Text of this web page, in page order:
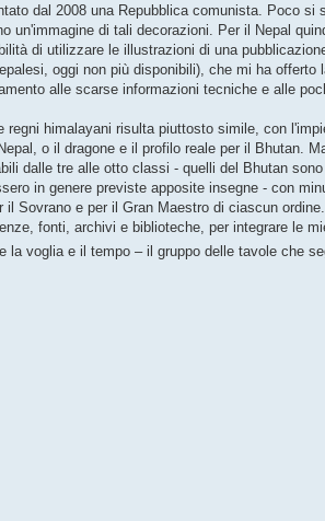
dal 2008 una Repubblica comunista. Poco
un'immagine di tali decorazioni. Per il Nepal
di utilizzare le illustrazioni di una
oggi non più disponibili), che mi ha
alle scarse informazioni tecniche e alle
himalayani risulta piuttosto simile, con
o il dragone e il profilo reale per il Bhutan.
dalle tre alle otto classi - quelli del Bhutan
in genere previste apposite insegne - con
Sovrano e per il Gran Maestro di ciascun ordine.
fonti, archivi e biblioteche, per integrare le
la voglia e il tempo – il gruppo delle tavole che